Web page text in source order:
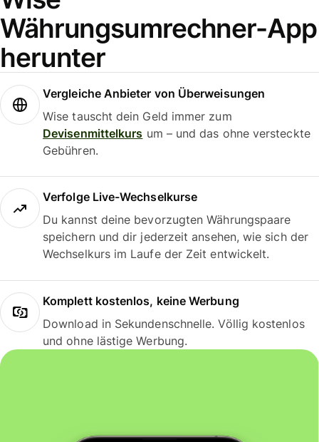
Währungsumrechner-App
herunter
Vergleiche Anbieter von Überweisungen
Wise tauscht dein Geld immer zum
Devisenmittelkurs um – und das ohne versteckte
Gebühren.
Verfolge Live-Wechselkurse
Du kannst deine bevorzugten Währungspaare
speichern und dir jederzeit ansehen, wie sich der
Wechselkurs im Laufe der Zeit entwickelt.
Komplett kostenlos, keine Werbung
Download in Sekundenschnelle. Völlig kostenlos
und ohne lästige Werbung.